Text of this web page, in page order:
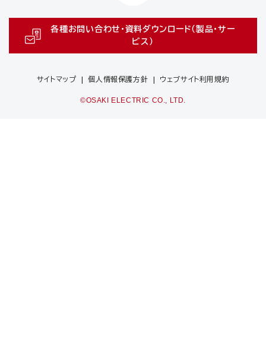
各種お問い合わせ・資料ダウンロード（製品・サー
ビス）
サイトマップ 個人情報保護方針 ウェブサイト利用規約
©OSAKI ELECTRIC CO., LTD.